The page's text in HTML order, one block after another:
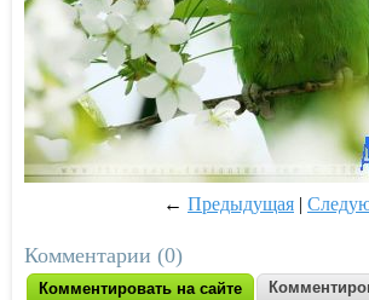
← Предыдущая |
Комментарии (0)
Комментировать на сайте